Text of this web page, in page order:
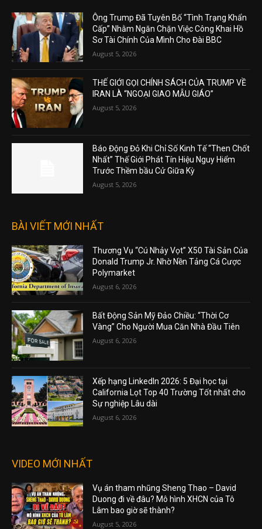
Ông Trump Đã Tuyên Bố “Tình Trạng Khẩn
Cấp” Nhằm Ngăn Chặn Việc Công Khai Hồ
Sơ Tài Chính Của Mình Cho Đài BBC
August 5, 2026
THẾ GIỚI GỌI CHÍNH SÁCH CỦA TRUMP VỀ
IRAN LÀ “NGOẠI GIAO MẪU GIÁO”
August 5, 2026
Báo Động Đỏ Khi Chỉ Số Kinh Tế “Then Chốt
Nhất” Thế Giới Phát Tín Hiệu Nguy Hiểm
Trước Thềm bầu Cử Giữa Kỳ
August 5, 2026
BÀI VIẾT MỚI NHẤT
Thương Vụ “Cú Nhảy Vọt” X50 Tài Sản Của
Donald Trump Jr. Nhờ Nền Tảng Cá Cược
Polymarket
August 6, 2026
Bất Động Sản Mỹ Đảo Chiều: “Thời Cơ
Vàng” Cho Người Mua Căn Nhà Đầu Tiên
August 6, 2026
Xếp hạng LinkedIn 2026: 5 Đại học tại
California Lọt Top 40 Trường Tốt nhất cho
Sự nghiệp Lâu dài
August 6, 2026
VIDEO MỚI NHẤT
Vụ án tham nhũng Sheng Thao – David
Duong đi về đâu? Mô hình XHCN của Tô
Lâm bao giờ sẽ thành?
August 5, 2026